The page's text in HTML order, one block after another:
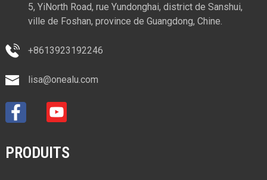
5, YiNorth Road, rue Yundonghai, district de Sanshui,
ville de Foshan, province de Guangdong, Chine.
+8613923192246
lisa@onealu.com
PRODUITS